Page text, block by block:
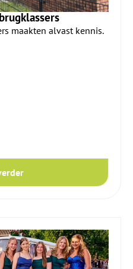
maakten alvast kennis.